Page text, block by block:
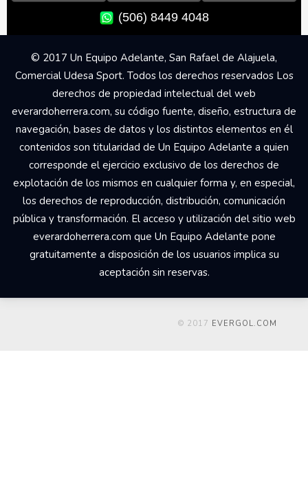
(506) 8449 4048
© 2017 Un Equipo Adelante, San Rafael de Alajuela,
Comercial Udesa Sport. Todos los derechos reservados Los
derechos de propiedad intelectual del web
everardoherrera.com, su código fuente, diseño, estructura de
navegación, bases de datos y los distintos elementos en él
contenidos son titularidad de Un Equipo Adelante a quien
corresponde el ejercicio exclusivo de los derechos de
explotación de los mismos en cualquier forma y, en especial,
los derechos de reproducción, distribución, comunicación
pública y transformación. El acceso y utilización del sitio web
everardoherrera.com que Un Equipo Adelante pone
gratuitamente a disposición de los usuarios implica su
aceptación sin reservas.
© 2017 EVERGOL.COM